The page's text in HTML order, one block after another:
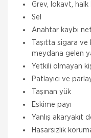
Grev, lokavt,
Sel
Anahtar kaybı
Taşıtta sigara
meydana gelen
Yetkili olmayan
Patlayıcı ve
Taşınan yük
Eskime payı
Yanlış akaryakıt
Hasarsızlık